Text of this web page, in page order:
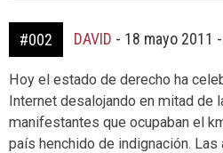
#002 DAVID - 18 mayo 2011
Hoy el estado de derecho ha
Internet desalojando en mitad de
manifestantes que ocupaban el
país henchido de indignación.